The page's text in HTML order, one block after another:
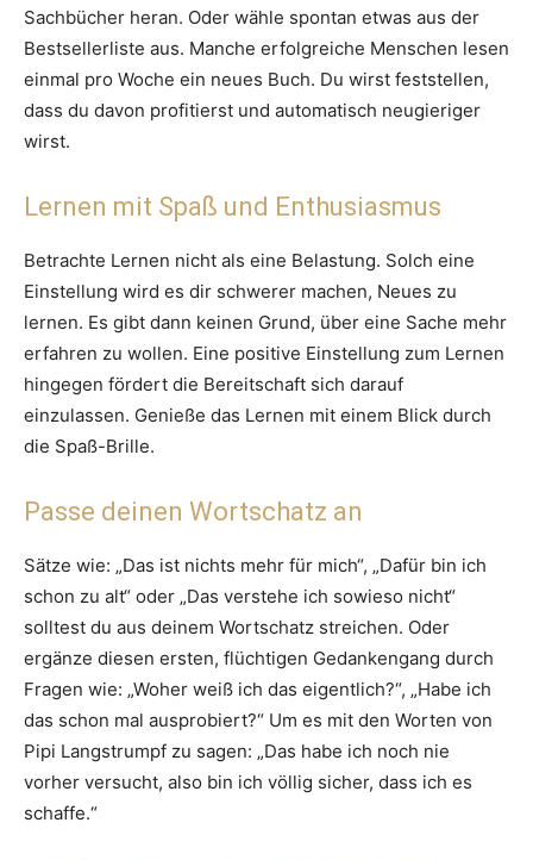
Sachbücher heran. Oder wähle spontan etwas aus der
Bestsellerliste aus. Manche erfolgreiche Menschen lesen
einmal pro Woche ein neues Buch. Du wirst feststellen,
dass du davon profitierst und automatisch neugieriger
wirst.
Lernen mit Spaß und Enthusiasmus
Betrachte Lernen nicht als eine Belastung. Solch eine
Einstellung wird es dir schwerer machen, Neues zu
lernen. Es gibt dann keinen Grund, über eine Sache mehr
erfahren zu wollen. Eine positive Einstellung zum Lernen
hingegen fördert die Bereitschaft sich darauf
einzulassen. Genieße das Lernen mit einem Blick durch
die Spaß-Brille.
Passe deinen Wortschatz an
Sätze wie: „Das ist nichts mehr für mich“, „Dafür bin ich
schon zu alt“ oder „Das verstehe ich sowieso nicht“
solltest du aus deinem Wortschatz streichen. Oder
ergänze diesen ersten, flüchtigen Gedankengang durch
Fragen wie: „Woher weiß ich das eigentlich?“, „Habe ich
das schon mal ausprobiert?“ Um es mit den Worten von
Pipi Langstrumpf zu sagen: „Das habe ich noch nie
vorher versucht, also bin ich völlig sicher, dass ich es
schaffe.“